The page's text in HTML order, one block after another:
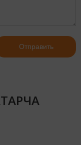
Отправить